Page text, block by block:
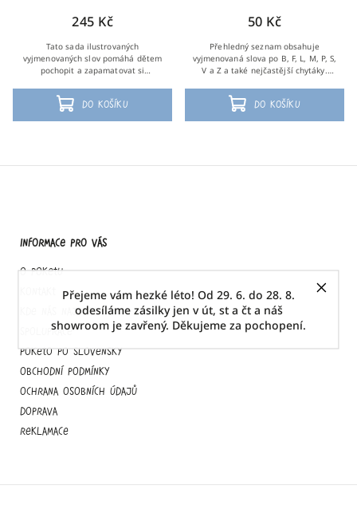
Přejeme vám hezké léto! Od 29. 6. do 28. 8.
odesíláme zásilky jen v út, st a čt a náš
showroom je zavřený. Děkujeme za pochopení.
245 Kč
Do košíku
Tato sada ilustrovaných
vyjmenovaných slov pomáhá dětem
pochopit a zapamatovat si
zobrazuje vyjmenovaná slova po
určité hlásce, včetně obrázku a...
50 Kč
Do košíku
Přehledný seznam obsahuje
vyjmenovaná slova po B, F, L, M, P, S,
V a Z a také nejčastější chytáky.
děti nejsou jisté psaním i/y po...
Informace pro vás
O Poketu
Kde nás najdete
Spolupráce
Poketo po slovensky
Obchodní podmínky
Ochrana osobních údajů
Doprava
Reklamace